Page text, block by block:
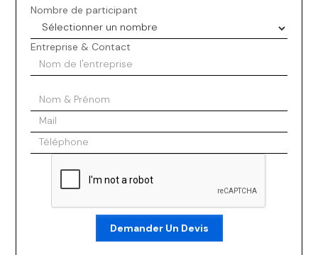
Nombre de participant
Entreprise & Contact